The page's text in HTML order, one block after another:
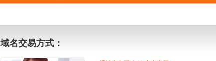
域名交易方式：